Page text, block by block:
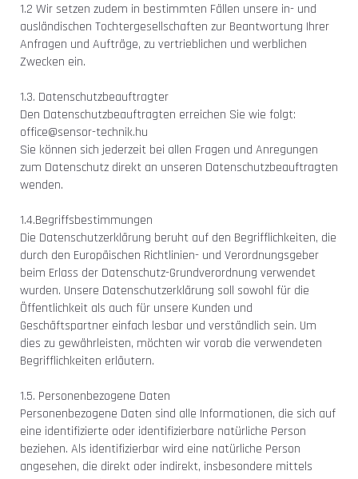
1.2 Wir setzen zudem in bestimmten Fällen unsere in- und
ausländischen Tochtergesellschaften zur Beantwortung Ihrer
Anfragen und Aufträge, zu vertrieblichen und werblichen
Zwecken ein.
1.3. Datenschutzbeauftragter
Den Datenschutzbeauftragten erreichen Sie wie folgt:
office@sensor-technik.hu
Sie können sich jederzeit bei allen Fragen und Anregungen
zum Datenschutz direkt an unseren Datenschutzbeauftragten
wenden.
1.4.Begriffsbestimmungen
Die Datenschutzerklärung beruht auf den Begrifflichkeiten, die
durch den Europäischen Richtlinien- und Verordnungsgeber
beim Erlass der Datenschutz-Grundverordnung verwendet
wurden. Unsere Datenschutzerklärung soll sowohl für die
Öffentlichkeit als auch für unsere Kunden und
Geschäftspartner einfach lesbar und verständlich sein. Um
dies zu gewährleisten, möchten wir vorab die verwendeten
Begrifflichkeiten erläutern.
1.5. Personenbezogene Daten
Personenbezogene Daten sind alle Informationen, die sich auf
eine identifizierte oder identifizierbare natürliche Person
beziehen. Als identifizierbar wird eine natürliche Person
angesehen, die direkt oder indirekt, insbesondere mittels